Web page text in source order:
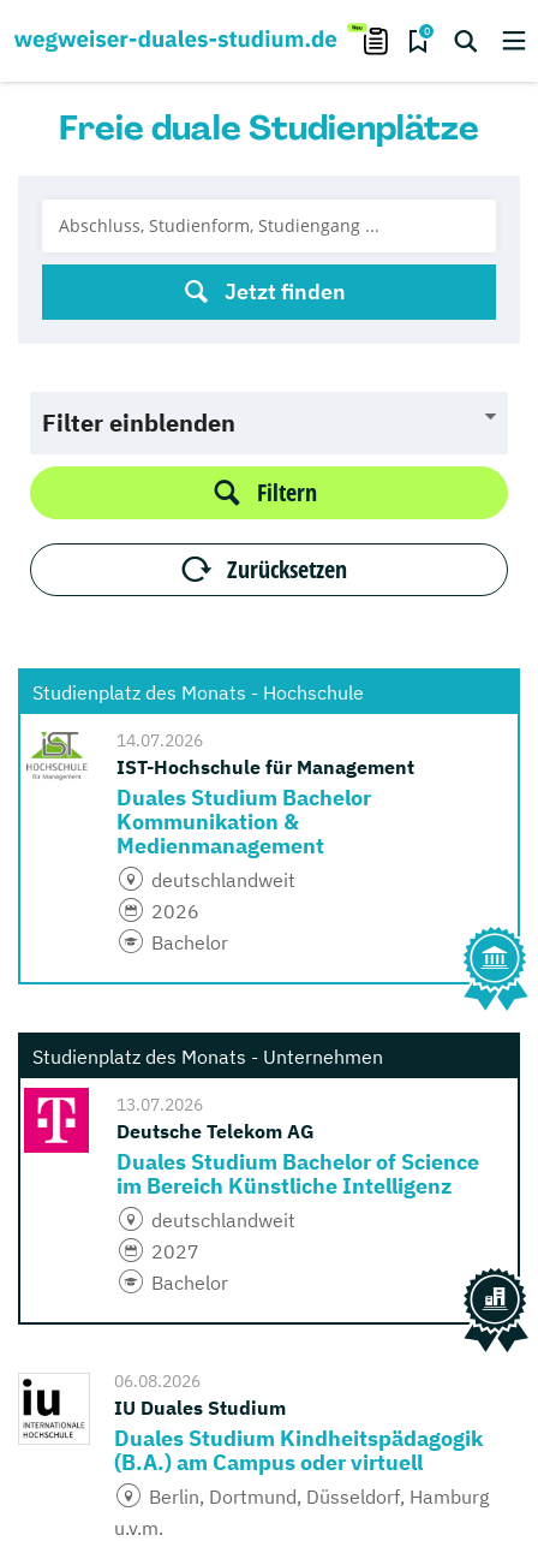
0
Freie duale Studienplätze
Jetzt finden
Filter einblenden
Filtern
Zurücksetzen
Studienplatz des Monats - Hochschule
14.07.2026
IST-Hochschule für Management
Duales Studium Bachelor
Kommunikation &
Medienmanagement
deutschlandweit
2026
Bachelor
Studienplatz des Monats - Unternehmen
13.07.2026
Deutsche Telekom AG
Duales Studium Bachelor of Science
im Bereich Künstliche Intelligenz
deutschlandweit
2027
Bachelor
06.08.2026
IU Duales Studium
Duales Studium Kindheitspädagogik
(B.A.) am Campus oder virtuell
Berlin, Dortmund, Düsseldorf, Hamburg
u.v.m.